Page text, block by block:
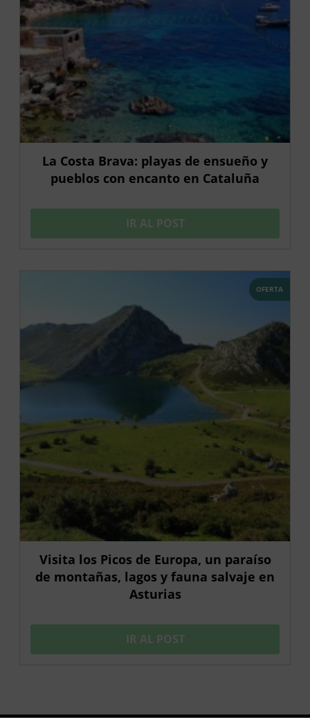
La Costa Brava: playas de ensueño y
pueblos con encanto en Cataluña
IR AL POST
OFERTA
Visita los Picos de Europa, un paraíso
de montañas, lagos y fauna salvaje en
Asturias
IR AL POST